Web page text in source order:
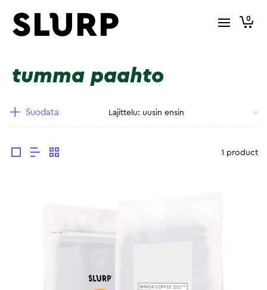
0
tumma paahto
Suodata
1 product